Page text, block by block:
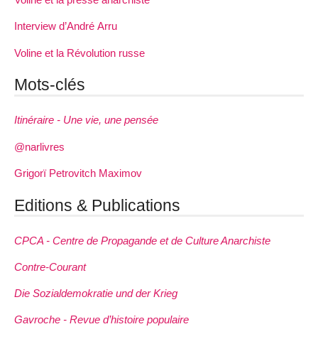
Interview d’André Arru
Voline et la Révolution russe
Mots-clés
Itinéraire - Une vie, une pensée
@narlivres
Grigorï Petrovitch Maximov
Editions & Publications
CPCA - Centre de Propagande et de Culture Anarchiste
Contre-Courant
Die Sozialdemokratie und der Krieg
Gavroche - Revue d’histoire populaire